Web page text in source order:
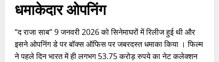
धमाकेदार ओपनिंग
“द राजा साब” 9 जनवरी 2026 को सिनेमाघरों में रिलीज हुई थी और
इसने ओपनिंग डे पर बॉक्स ऑफिस पर जबरदस्त धमाका किया । फिल्म
ने पहले दिन भारत में ही लगभग 53.75 करोड़ रुपये का नेट कलेक्शन